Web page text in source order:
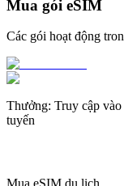
Mua gói eSIM
Các gói hoạt động
Thưởng: Truy cập
tuyến